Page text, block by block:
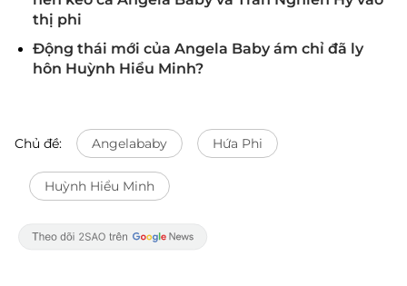
thị phi
Động thái mới của Angela Baby ám chỉ đã ly
hôn Huỳnh Hiểu Minh?
Chủ đề: Angelababy Hứa Phi
Huỳnh Hiểu Minh